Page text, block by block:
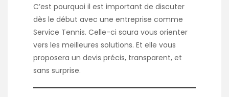
C’est pourquoi il est important de discuter
dès le début avec une entreprise comme
Service Tennis. Celle-ci saura vous orienter
vers les meilleures solutions. Et elle vous
proposera un devis précis, transparent, et
sans surprise.